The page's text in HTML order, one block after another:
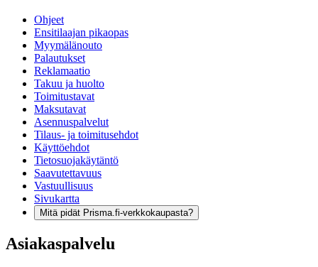
Ohjeet
Ensitilaajan pikaopas
Myymälänouto
Palautukset
Reklamaatio
Takuu ja huolto
Toimitustavat
Maksutavat
Asennuspalvelut
Tilaus- ja toimitusehdot
Käyttöehdot
Tietosuojakäytäntö
Saavutettavuus
Vastuullisuus
Sivukartta
Mitä pidät Prisma.fi-verkkokaupasta?
Asiakaspalvelu